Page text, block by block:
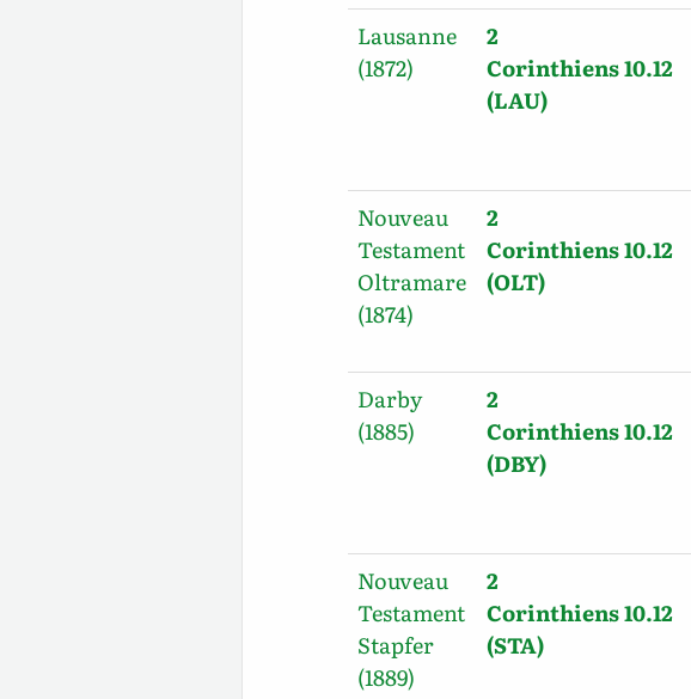
Lausanne
(1872)
2
Corinthiens 10.12
(LAU)
Nouveau
Testament
Oltramare
(1874)
2
Corinthiens 10.12
(OLT)
Darby
(1885)
2
Corinthiens 10.12
(DBY)
Nouveau
Testament
Stapfer
(1889)
2
Corinthiens 10.12
(STA)